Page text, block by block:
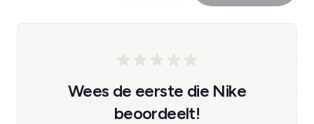
Wees de eerste die Nike
beoordeelt!